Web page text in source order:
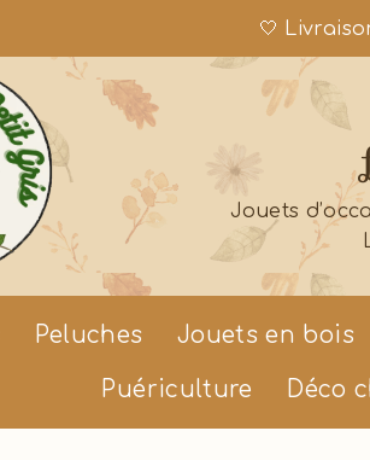
🤍
Jouets
Peluches Jouets en bois
Puériculture Déco